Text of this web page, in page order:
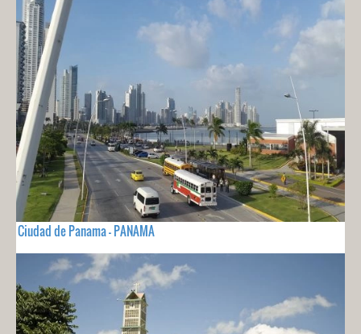
Ciudad de Panama - PANAMA